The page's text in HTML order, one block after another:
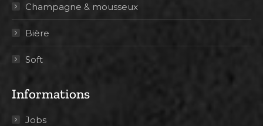
Champagne & mousseux
Bière
Soft
Informations
Jobs